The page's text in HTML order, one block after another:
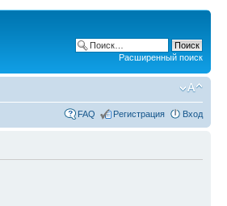
Расширенный поиск
FAQ Регистрация Вход